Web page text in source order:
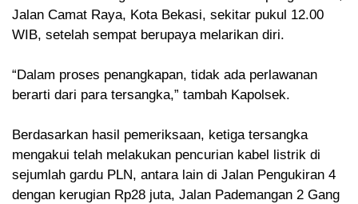
Jalan Camat Raya, Kota Bekasi, sekitar pukul 12.00
WIB, setelah sempat berupaya melarikan diri.
“Dalam proses penangkapan, tidak ada perlawanan
berarti dari para tersangka,” tambah Kapolsek.
Berdasarkan hasil pemeriksaan, ketiga tersangka
mengakui telah melakukan pencurian kabel listrik di
sejumlah gardu PLN, antara lain di Jalan Pengukiran 4
dengan kerugian Rp28 juta, Jalan Pademangan 2 Gang